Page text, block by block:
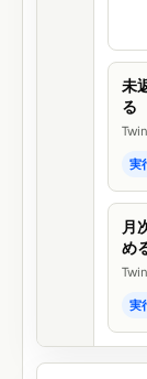
未
る
実
月
め
実